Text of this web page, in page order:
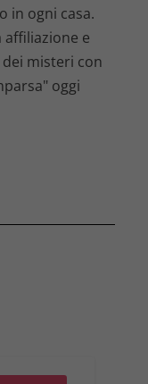
in ogni casa.
e
misteri con
oggi